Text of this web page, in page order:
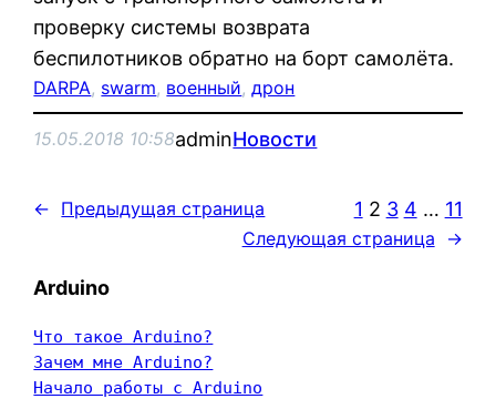
проверку системы возврата
беспилотников обратно на борт самолёта.
DARPA, swarm, военный, дрон
15.05.2018 10:58adminНовости
← Предыдущая страница 1 2 3 4 … 11
Следующая страница →
Arduino
Что такое Arduino?
Зачем мне Arduino?
Начало работы с Arduino